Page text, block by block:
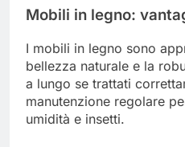
Mobili in legno:
I mobili in legno sono
bellezza naturale e la
a lungo se trattati
manutenzione regolare
umidità e insetti.